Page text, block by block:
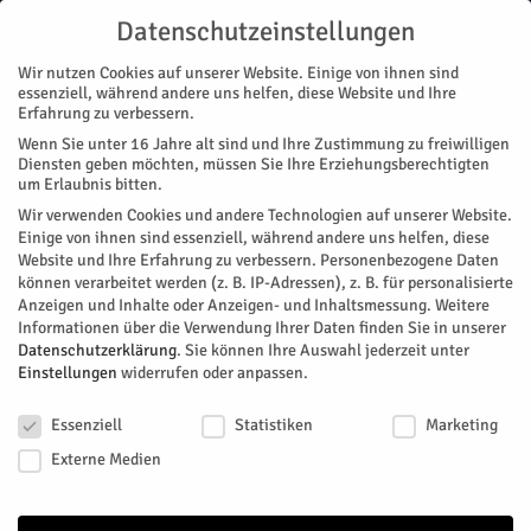
Start Nachrichten Rathaus Unsichtbar?
NACHRICHTEN RATHAUS
Unsichtbar?
Die Stadt Jülich, Fachbereich für Sozialplanung, Demografie,
Inklusion und Integration, und das Kulturbüro laden
gemeinsam mit den Kooperationspartnern, der
Beratungsstelle für Antidiskriminierungsarbeit NRW (ADA)
der evangelischen Gemeinde zu Düren, und der Europäische
öffentlichen Veranstaltung „Unsichtbar? Perspektiven gegen
anti-Schwarzen Rassismus“ein. Die Veranstaltung findet am
Mittwoch, 2. April, um 18 Uhr im PZ des Gymnasiums
Datenschutzeinstellungen
Wir nutzen Cookies auf unserer Website. Einige von ihnen sind
essenziell, während andere uns helfen, diese Website und Ihre
Erfahrung zu verbessern.
Wenn Sie unter 16 Jahre alt sind und Ihre Zustimmung zu freiwilligen
Diensten geben möchten, müssen Sie Ihre Erziehungsberechtigten
um Erlaubnis bitten.
Wir verwenden Cookies und andere Technologien auf unserer Website.
Einige von ihnen sind essenziell, während andere uns helfen, diese
Website und Ihre Erfahrung zu verbessern. Personenbezogene Daten
können verarbeitet werden (z. B. IP-Adressen), z. B. für personalisierte
Anzeigen und Inhalte oder Anzeigen- und Inhaltsmessung. Weitere
Informationen über die Verwendung Ihrer Daten finden Sie in unserer
Datenschutzerklärung. Sie können Ihre Auswahl jederzeit unter
Einstellungen widerrufen oder anpassen.
Essenziell
Statistiken
Marketing
Externe Medien